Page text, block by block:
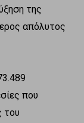
της
απόλυτος
που
του